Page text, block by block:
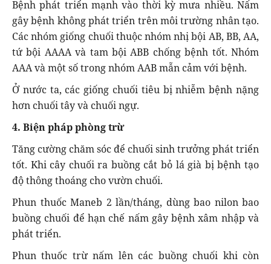
Bệnh phát triển mạnh vào thời kỳ mưa nhiều. Nấm
gây bệnh không phát triển trên môi trường nhân tạo.
Các nhóm giống chuối thuộc nhóm nhị bội AB, BB, AA,
tứ bội AAAA và tam bội ABB chống bệnh tốt. Nhóm
AAA và một số trong nhóm AAB mẫn cảm với bệnh.
Ở nước ta, các giống chuối tiêu bị nhiễm bệnh nặng
hơn chuối tây và chuối ngự.
4. Biện pháp phòng trừ
Tăng cường chăm sóc để chuối sinh trưởng phát triển
tốt. Khi cây chuối ra buồng cắt bỏ lá già bị bệnh tạo
độ thông thoáng cho vườn chuối.
Phun thuốc Maneb 2 lần/tháng, dùng bao nilon bao
buồng chuối để hạn chế nấm gây bệnh xâm nhập và
phát triển.
Phun thuốc trừ nấm lên các buồng chuối khi còn